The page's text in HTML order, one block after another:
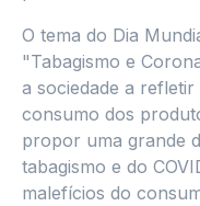
O tema do Dia
"Tabagismo e
a sociedade a
consumo dos
propor uma grande
tabagismo e do
malefícios do